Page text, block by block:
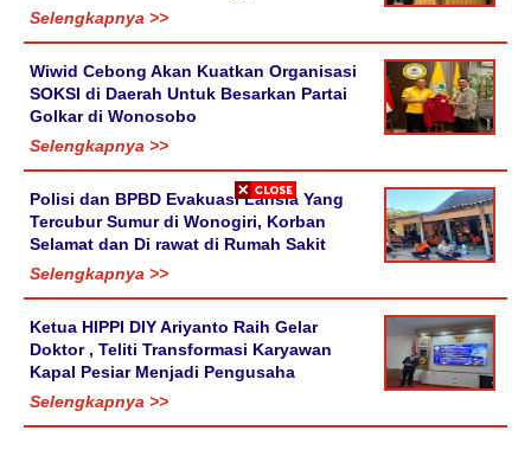
Selengkapnya >>
Wiwid Cebong Akan Kuatkan Organisasi
SOKSI di Daerah Untuk Besarkan Partai
Golkar di Wonosobo
Selengkapnya >>
Polisi dan BPBD Evakuasi Lansia Yang
Tercubur Sumur di Wonogiri, Korban
Selamat dan Di rawat di Rumah Sakit
Selengkapnya >>
Ketua HIPPI DIY Ariyanto Raih Gelar
Doktor , Teliti Transformasi Karyawan
Kapal Pesiar Menjadi Pengusaha
Selengkapnya >>